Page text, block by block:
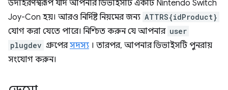
উদাহরণস্বরূপ যদি আপনার ডিভাইসটি একটি Nintendo Switch
Joy-Con হয়। আরও নির্দিষ্ট নিয়মের জন্য ATTRS{idProduct}
যোগ করা যেতে পারে। নিশ্চিত করুন যে আপনার user
plugdev গ্রুপেরসদস্য । তারপর, আপনার ডিভাইসটি পুনরায়
সংযোগ করুন।